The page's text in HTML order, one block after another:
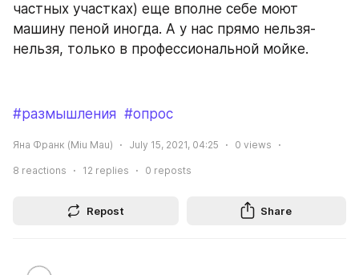
частных участках) еще вполне себе моют
машину пеной иногда. А у нас прямо нельзя-
нельзя, только в профессиональной мойке.
#размышления #опрос
Яна Франк (Miu Mau) July 15, 2021, 04:25 0 views
8 reactions 12 replies 0 reposts
Repost Share